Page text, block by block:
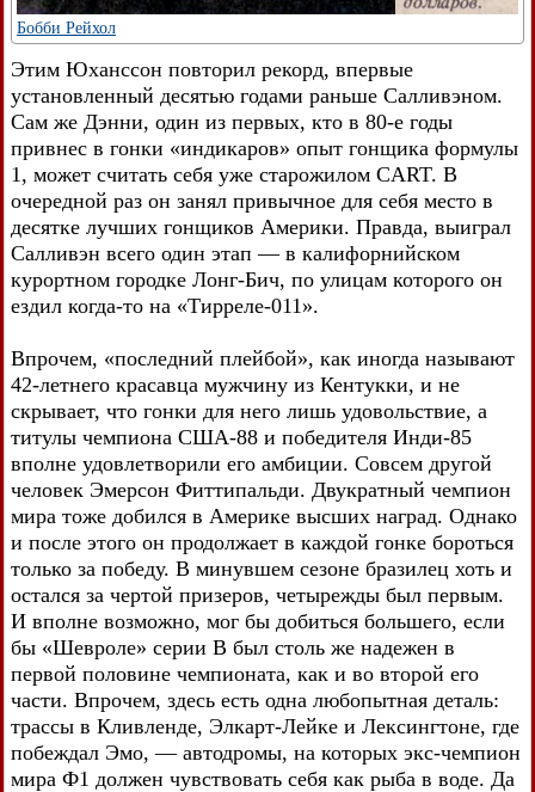
Бобби Рейхол
Этим Юханссон повторил рекорд, впервые
установленный десятью годами раньше Салливэном.
Сам же Дэнни, один из первых, кто в 80-е годы
привнес в гонки «индикаров» опыт гонщика формулы
1, может считать себя уже старожилом CART. В
очередной раз он занял привычное для себя место в
десятке лучших гонщиков Америки. Правда, выиграл
Салливэн всего один этап — в калифорнийском
курортном городке Лонг-Бич, по улицам которого он
ездил когда-то на «Тирреле-011».
Впрочем, «последний плейбой», как иногда называют
42-летнего красавца мужчину из Кентукки, и не
скрывает, что гонки для него лишь удовольствие, а
титулы чемпиона США-88 и победителя Инди-85
вполне удовлетворили его амбиции. Совсем другой
человек Эмерсон Фиттипальди. Двукратный чемпион
мира тоже добился в Америке высших наград. Однако
и после этого он продолжает в каждой гонке бороться
только за победу. В минувшем сезоне бразилец хоть и
остался за чертой призеров, четырежды был первым.
И вполне возможно, мог бы добиться большего, если
бы «Шевроле» серии В был столь же надежен в
первой половине чемпионата, как и во второй его
части. Впрочем, здесь есть одна любопытная деталь:
трассы в Кливленде, Элкарт-Лейке и Лексингтоне, где
побеждал Эмо, — автодромы, на которых экс-чемпион
мира Ф1 должен чувствовать себя как рыба в воде. Да